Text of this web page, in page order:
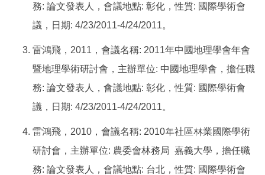
務: 論文發表人，會議地點: 彰化，性質: 國際學術會
議，日期: 4/23/2011-4/24/2011。
雷鴻飛， 2011 ，會議名稱: 2011年中國地理學會年會
暨地理學術研討會，主辦單位: 中國地理學會，擔任職
務: 論文發表人，會議地點: 彰化，性質: 國際學術會
議，日期: 4/23/2011-4/24/2011。
雷鴻飛， 2010 ，會議名稱: 2010年社區林業國際學術
研討會，主辦單位: 農委會林務局 嘉義大學，擔任職
務: 論文發表人，會議地點: 台北，性質: 國際學術會